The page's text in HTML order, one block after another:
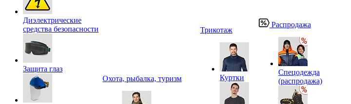
Диэлектрические
средства безопасности
Защита глаз
Охота, рыбалка, туризм
Трикотаж
Куртки
Распродажа
Спецодежда
(распродажа)